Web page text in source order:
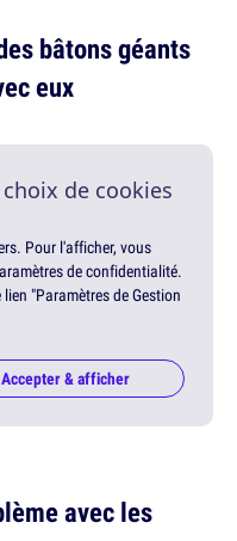
bâtons géants
eux
de cookies
Pour l'afficher, vous
de confidentialité.
"Paramètres de Gestion
Accepter & afficher
avec les